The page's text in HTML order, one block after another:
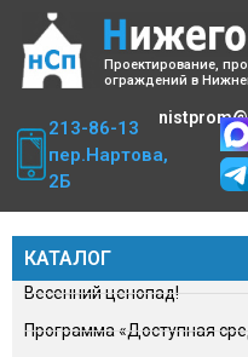
Проектирование,
ограждений в
213-86-13
пер.Нартова,
2Б
КАТАЛОГ
Весенний ценопад!
Программа «Доступная